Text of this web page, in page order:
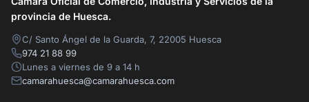
provincia de Huesca.
C/ Santo Ángel de la Guarda, 7, 22005 Huesca
974 21 88 99
Lunes a viernes de 9 a 14 h
camarahuesca@camarahuesca.com